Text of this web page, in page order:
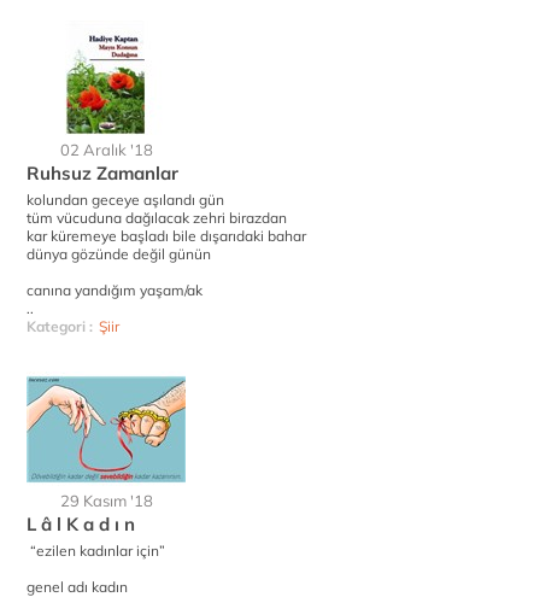
02 Aralık '18
Ruhsuz Zamanlar
kolundan geceye aşılandı gün
tüm vücuduna dağılacak zehri birazdan
kar küremeye başladı bile dışarıdaki bahar
dünya gözünde değil günün
canına yandığım yaşam/ak
..
Kategori : Şiir
29 Kasım '18
L â l K a d ı n
“ezilen kadınlar için”
genel adı kadın